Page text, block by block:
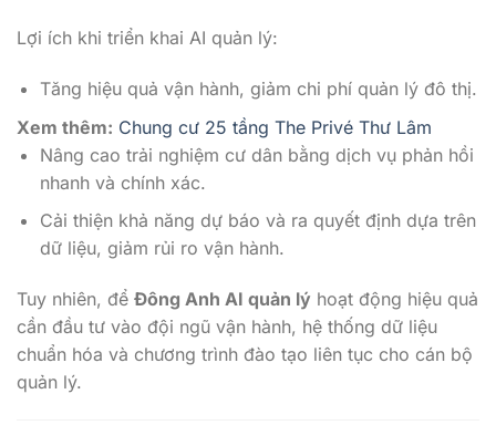
Lợi ích khi triển khai AI quản lý:
Tăng hiệu quả vận hành, giảm chi phí quản lý đô thị.
Xem thêm: Chung cư 25 tầng The Privé Thư Lâm
Nâng cao trải nghiệm cư dân bằng dịch vụ phản hồi
nhanh và chính xác.
Cải thiện khả năng dự báo và ra quyết định dựa trên
dữ liệu, giảm rủi ro vận hành.
Tuy nhiên, để Đông Anh AI quản lý hoạt động hiệu quả
cần đầu tư vào đội ngũ vận hành, hệ thống dữ liệu
chuẩn hóa và chương trình đào tạo liên tục cho cán bộ
quản lý.